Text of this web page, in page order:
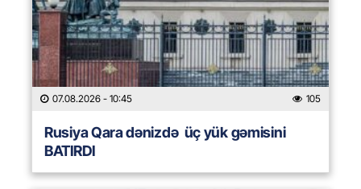
07.08.2026 - 10:45 105
Rusiya Qara dənizdə üç yük gəmisini
BATIRDI